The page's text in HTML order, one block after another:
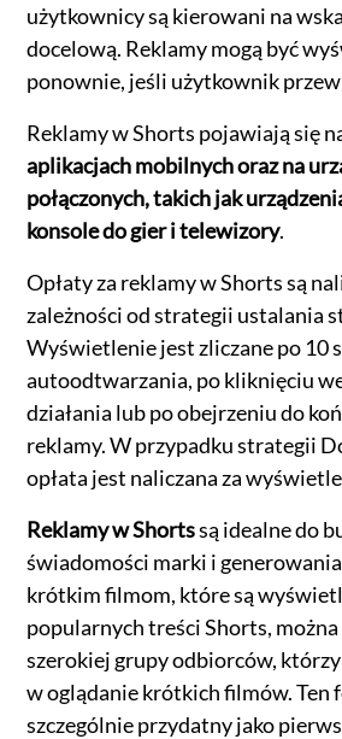
użytkownicy są kierowani na
docelową. Reklamy mogą być
ponownie, jeśli użytkownik
Reklamy w Shorts pojawiają się
aplikacjach mobilnych oraz na
połączonych, takich jak
konsole do gier i telewizory.
Opłaty za reklamy w Shorts są
zależności od strategii ustalania
Wyświetlenie jest zliczane po 10
autoodtwarzania, po kliknięciu
działania lub po obejrzeniu do
reklamy. W przypadku strategii
opłata jest naliczana za
Reklamy w Shortssą idealne do
świadomości marki i
krótkim filmom, które są
popularnych treści Shorts,
szerokiej grupy odbiorców, którzy
w oglądanie krótkich filmów. Ten
szczególnie przydatny jako